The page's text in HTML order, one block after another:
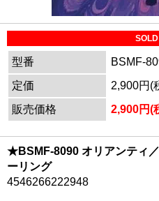
型番
BSMF-
定価
2,900円(
販売価格
2,900円(
★BSMF-8090 オリアンティ
ーリング
4546266222948